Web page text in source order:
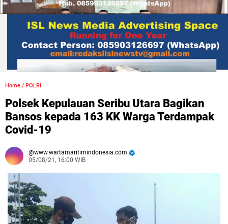
Home / POLRI
Polsek Kepulauan Seribu Utara Bagikan
Bansos kepada 163 KK Warga Terdampak
Covid-19
www.wartamaritimindonesia.com
05/08/21, 16:00 WIB